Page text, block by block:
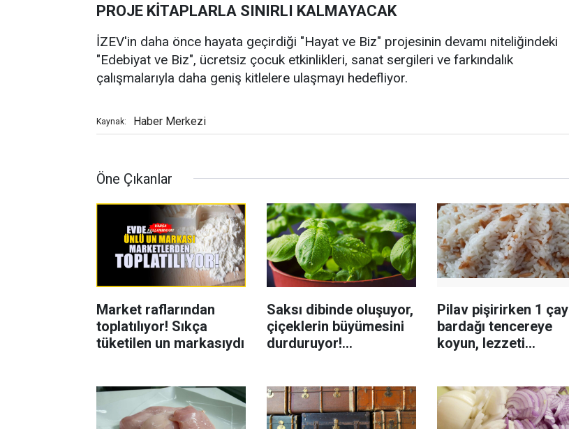
PROJE KİTAPLARLA SINIRLI KALMAYACAK
İZEV'in daha önce hayata geçirdiği "Hayat ve Biz" projesinin devamı niteliğindeki
"Edebiyat ve Biz", ücretsiz çocuk etkinlikleri, sanat sergileri ve farkındalık
çalışmalarıyla daha geniş kitlelere ulaşmayı hedefliyor.
Kaynak: Haber Merkezi
Öne Çıkanlar
Market raflarından
toplatılıyor! Sıkça
tüketilen un markasıydı
Saksı dibinde oluşuyor,
çiçeklerin büyümesini
durduruyor!
Pilav pişirirken 1 çay
bardağı tencereye
koyun, lezzeti